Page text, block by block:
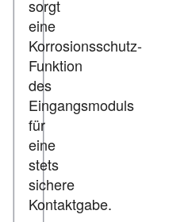
sorgt
eine
Korrosionsschutz-
Funktion
des
Eingangsmoduls
für
eine
stets
sichere
Kontaktgabe.